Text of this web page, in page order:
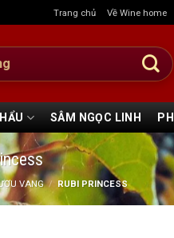
Trang chủ Về Wine home
SÂM NGỌC LINH
VANG / RUBI PRINCESS